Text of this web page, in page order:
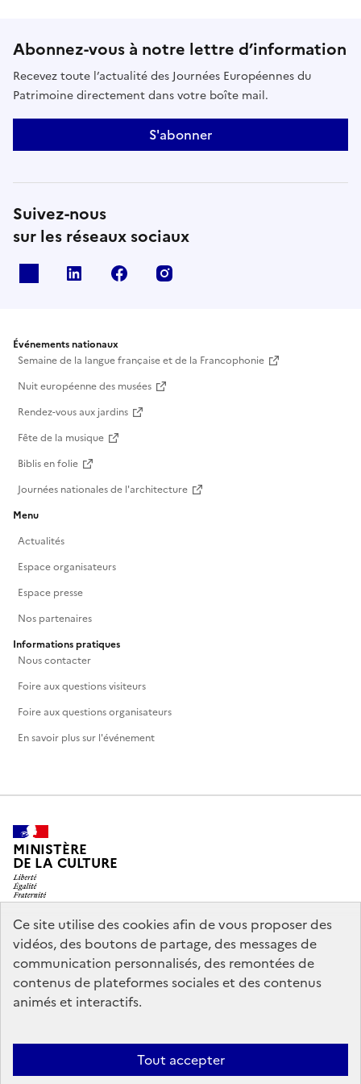
Ce site utilise des cookies afin de vous proposer des
vidéos, des boutons de partage, des messages de
communication personnalisés, des remontées de
contenus de plateformes sociales et des contenus
animés et interactifs.
Tout accepter
Abonnez-vous à notre lettre d’information
Recevez toute l’actualité des Journées Européennes du
Patrimoine directement dans votre boîte mail.
S'abonner
Suivez-nous
sur les réseaux sociaux
Linkedin Facebook
Événements nationaux
Semaine de la langue française et de la Francophonie
Nuit européenne des musées
Rendez-vous aux jardins
Fête de la musique
Biblis en folie
Journées nationales de l'architecture
Menu
Actualités
Espace organisateurs
Espace presse
Nos partenaires
Informations pratiques
Nous contacter
Foire aux questions visiteurs
Foire aux questions organisateurs
En savoir plus sur l'événement
MINISTÈRE
DE LA CULTURE
legifrance.gouv.fr
info.gouv.fr
service-public.gouv.fr
data.gouv.fr
Mentions légales
conforme
Politique d’utilisation des témoins de connexion